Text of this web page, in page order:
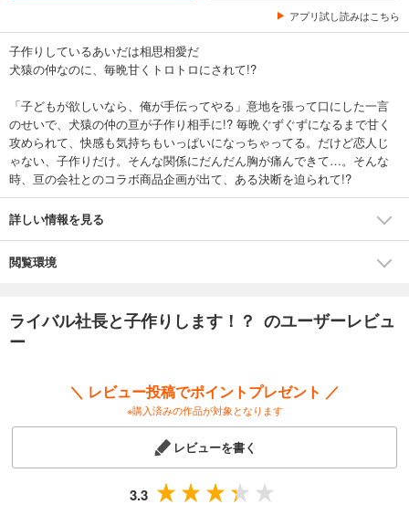
アプリ試し読みはこちら
子作りしているあいだは相思相愛だ
犬猿の仲なのに、毎晩甘くトロトロにされて!?
「子どもが欲しいなら、俺が手伝ってやる」意地を張って口にした一言
のせいで、犬猿の仲の亘が子作り相手に!? 毎晩ぐずぐずになるまで甘く
攻められて、快感も気持ちもいっぱいになっちゃってる。だけど恋人じ
ゃない、子作りだけ。そんな関係にだんだん胸が痛んできて…。そんな
時、亘の会社とのコラボ商品企画が出て、ある決断を迫られて!?
詳しい情報を見る
閲覧環境
ライバル社長と子作りします！？ のユーザーレビュ
ー
＼ レビュー投稿でポイントプレゼント ／
※購入済みの作品が対象となります
レビューを書く
3.3